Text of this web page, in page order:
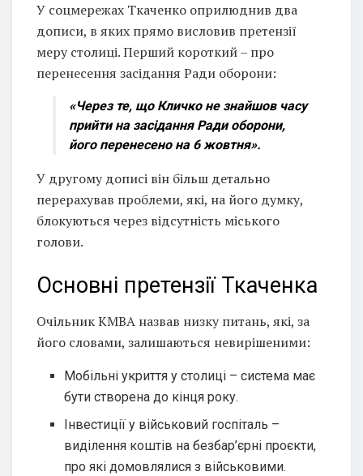
У соцмережах Ткаченко оприлюднив два
дописи, в яких прямо висловив претензії
меру столиці. Перший короткий – про
перенесення засідання Ради оборони:
«Через те, що Кличко не знайшов часу
прийти на засідання Ради оборони,
його перенесено на 6 жовтня».
У другому дописі він більш детально
перерахував проблеми, які, на його думку,
блокуються через відсутність міського
голови.
Основні претензії Ткаченка
Очільник КМВА назвав низку питань, які, за
його словами, залишаються невирішеними:
Мобільні укриття у столиці – система має
бути створена до кінця року.
Інвестиції у військовий госпіталь –
виділення коштів на безбар’єрні проєкти,
про які домовлялися з військовими.